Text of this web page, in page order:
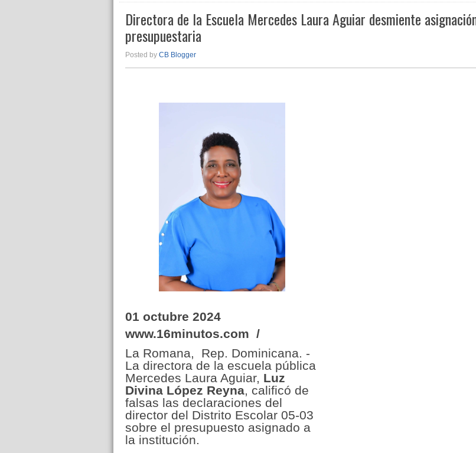
Directora de la Escuela Mercedes Laura Aguiar desmiente
presupuestaria
Posted by CB Blogger
01 octubre 2024
www.16minutos.com /
La Romana, Rep. Dominicana. -
La directora de la escuela pública
Mercedes Laura Aguiar, Luz
Divina López Reyna, calificó de
falsas las declaraciones del
director del Distrito Escolar 05-03
sobre el presupuesto asignado a
la institución.